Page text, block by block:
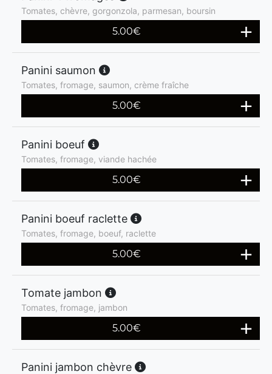
Tomates, chèvre, gorgonzola, parmesan, boursin
5.00€
Panini saumon
Tomates, fromage, saumon, crème fraîche
5.00€
Panini boeuf
Tomates, fromage, viande hachée
5.00€
Panini boeuf raclette
Tomates, fromage, boeuf, raclette
5.00€
Tomate jambon
Tomates, fromage, jambon
5.00€
Panini jambon chèvre